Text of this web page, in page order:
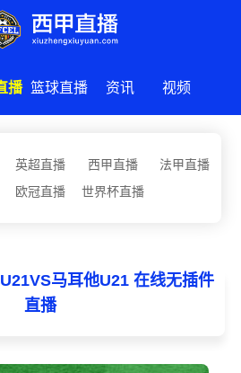
播 篮球直播 资讯 视频
英超直播 西甲直播
法甲直播
欧冠直播 世界杯直播
马耳他U21 在线无插件
直播